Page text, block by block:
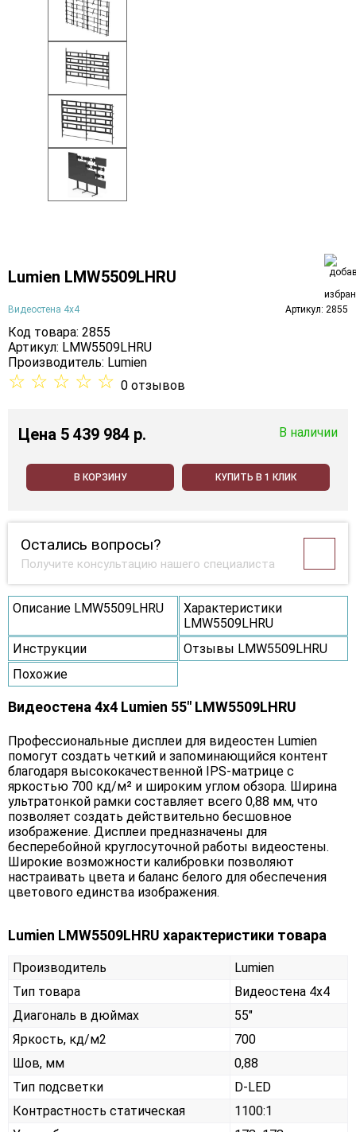
Lumien LMW5509LHRU
Видеостена 4х4 Артикул: 2855
Код товара: 2855
Артикул: LMW5509LHRU
Производитель: Lumien
☆ ☆ ☆ ☆ ☆ 0 отзывов
Цена 5 439 984 p. В наличии
В КОРЗИНУ КУПИТЬ В 1 КЛИК
Остались вопросы?
Получите консультацию нашего специалиста
Описание LMW5509LHRU
Характеристики
LMW5509LHRU
Инструкции
Отзывы LMW5509LHRU
Похожие
Видеостена 4x4 Lumien 55" LMW5509LHRU
Профессиональные дисплеи для видеостен Lumien
помогут создать четкий и запоминающийся контент
благодаря высококачественной IPS-матрице c
яркостью 700 кд/м² и широким углом обзора. Ширина
ультратонкой рамки составляет всего 0,88 мм, что
позволяет создать действительно бесшовное
изображение. Дисплеи предназначены для
бесперебойной круглосуточной работы видеостены.
Широкие возможности калибровки позволяют
настраивать цвета и баланс белого для обеспечения
цветового единства изображения.
Lumien LMW5509LHRU характеристики товара
Производитель
Lumien
Тип товара
Видеостена 4х4
Диагональ в дюймах
55"
Яркость, кд/м2
700
Шов, мм
0,88
Тип подсветки
D-LED
Контрастность статическая
1100:1